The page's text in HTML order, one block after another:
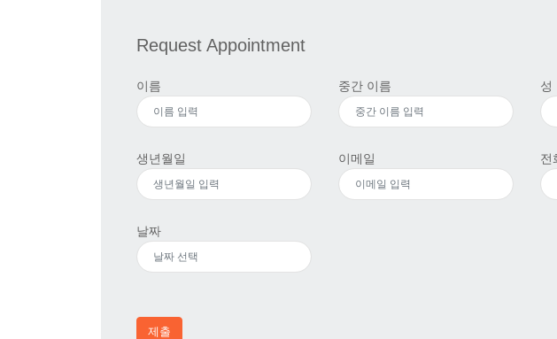
Request Appointment
이름 중간 이름 성
생년월일 이메일 전
날짜
제출